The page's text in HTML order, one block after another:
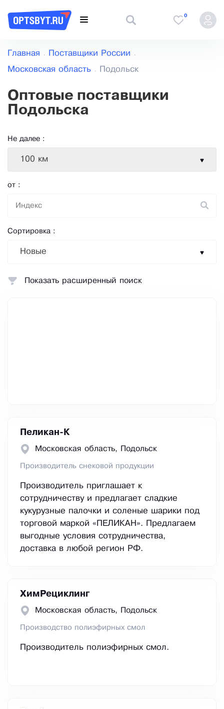
0
Главная Поставщики России
Московская область Подольск
Оптовые поставщики
Подольска
Не далее :
100 км
от :
Сортировка :
Новые
Пеликан-К
Московская область, Подольск
Производитель снековой продукции
Производитель приглашает к
сотрудничеству и предлагает сладкие
кукурузные палочки и соленые шарики под
торговой маркой «ПЕЛИКАН». Предлагаем
выгодные условия сотрудничества,
доставка в любой регион РФ.
ХимРециклинг
Московская область, Подольск
Производство полиэфирных смол
Производитель полиэфирных смол.
Показать расширенный поиск